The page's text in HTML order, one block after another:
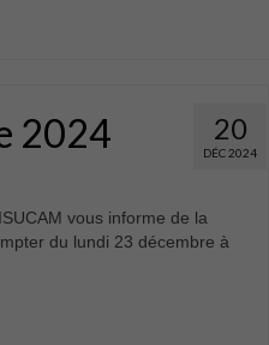
20
DÉC 2024
2024
vous informe de la
du lundi 23 décembre à